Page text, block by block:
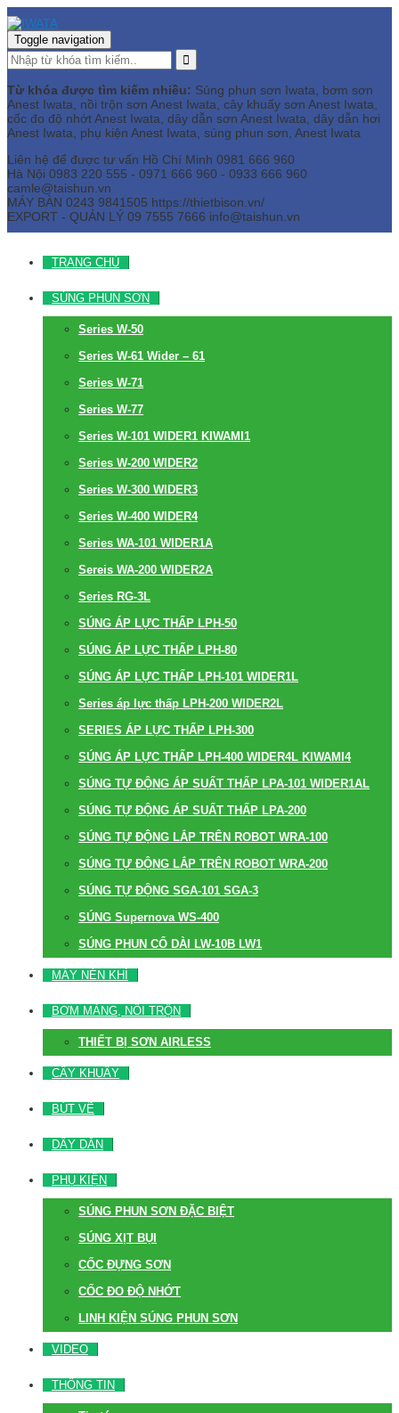
Toggle navigation
Từ khóa được tìm kiếm nhiều: Súng phun sơn Iwata, bơm sơn
Anest Iwata, nồi trộn sơn Anest Iwata, cây khuấy sơn Anest Iwata,
cốc đo độ nhớt Anest Iwata, dây dẫn sơn Anest Iwata, dây dẫn hơi
Anest Iwata, phụ kiện Anest Iwata, súng phun sơn, Anest Iwata
Liên hệ để được tư vấn Hồ Chí Minh 0981 666 960
Hà Nội 0983 220 555 - 0971 666 960 - 0933 666 960
camle@taishun.vn
MÁY BÀN 0243 9841505 https://thietbison.vn/
EXPORT - QUẢN LÝ 09 7555 7666 info@taishun.vn
TRANG CHỦ
SÚNG PHUN SƠN
Series W-50
Series W-61 Wider – 61
Series W-71
Series W-77
Series W-101 WIDER1 KIWAMI1
Series W-200 WIDER2
Series W-300 WIDER3
Series W-400 WIDER4
Series WA-101 WIDER1A
Sereis WA-200 WIDER2A
Series RG-3L
SÚNG ÁP LỰC THẤP LPH-50
SÚNG ÁP LỰC THẤP LPH-80
SÚNG ÁP LỰC THẤP LPH-101 WIDER1L
Series áp lực thấp LPH-200 WIDER2L
SERIES ÁP LỰC THẤP LPH-300
SÚNG ÁP LỰC THẤP LPH-400 WIDER4L KIWAMI4
SÚNG TỰ ĐỘNG ÁP SUẤT THẤP LPA-101 WIDER1AL
SÚNG TỰ ĐỘNG ÁP SUẤT THẤP LPA-200
SÚNG TỰ ĐỘNG LẮP TRÊN ROBOT WRA-100
SÚNG TỰ ĐỘNG LẮP TRÊN ROBOT WRA-200
SÚNG TỰ ĐỘNG SGA-101 SGA-3
SÚNG Supernova WS-400
SÚNG PHUN CỔ DÀI LW-10B LW1
MÁY NÉN KHÍ
BƠM MÀNG, NỒI TRỘN
THIẾT BỊ SƠN AIRLESS
CÂY KHUẤY
BÚT VẼ
DÂY DẪN
PHỤ KIỆN
SÚNG PHUN SƠN ĐẶC BIỆT
SÚNG XỊT BỤI
CỐC ĐỰNG SƠN
CỐC ĐO ĐỘ NHỚT
LINH KIỆN SÚNG PHUN SƠN
VIDEO
THÔNG TIN